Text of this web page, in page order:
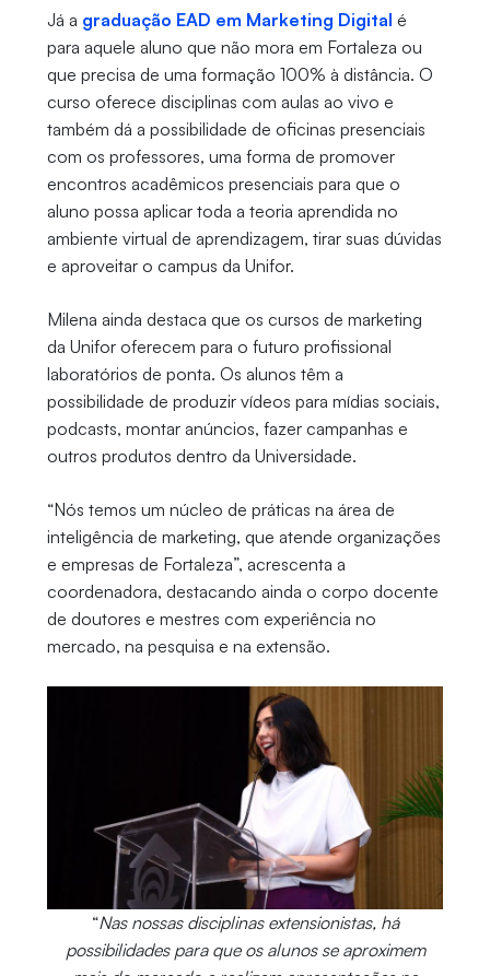
Já a graduação EAD em Marketing Digital é
para aquele aluno que não mora em Fortaleza ou
que precisa de uma formação 100% à distância. O
curso oferece disciplinas com aulas ao vivo e
também dá a possibilidade de oficinas presenciais
com os professores, uma forma de promover
encontros acadêmicos presenciais para que o
aluno possa aplicar toda a teoria aprendida no
ambiente virtual de aprendizagem, tirar suas dúvidas
e aproveitar o campus da Unifor.
Milena ainda destaca que os cursos de marketing
da Unifor oferecem para o futuro profissional
laboratórios de ponta. Os alunos têm a
possibilidade de produzir vídeos para mídias sociais,
podcasts, montar anúncios, fazer campanhas e
outros produtos dentro da Universidade.
“Nós temos um núcleo de práticas na área de
inteligência de marketing, que atende organizações
e empresas de Fortaleza”, acrescenta a
coordenadora, destacando ainda o corpo docente
de doutores e mestres com experiência no
mercado, na pesquisa e na extensão.
“Nas nossas disciplinas extensionistas, há
possibilidades para que os alunos se aproximem